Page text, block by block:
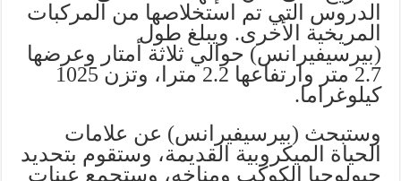
الدروس التي تم استخلاصها من المركبات
المريخية الأخرى. ويبلغ طول
(بيرسيفيرانس) حوالي ثلاثة أمتار وعرضها
2.7 متر وارتفاعها 2.2 مترا، وتزن 1025
كيلوغراما.
وستبحث (بيرسيفيرانس) عن علامات
الحياة الميكروبية القديمة، وستقوم بتحديد
جيولوجيا الكوكب ومناخه، وستجمع عينات